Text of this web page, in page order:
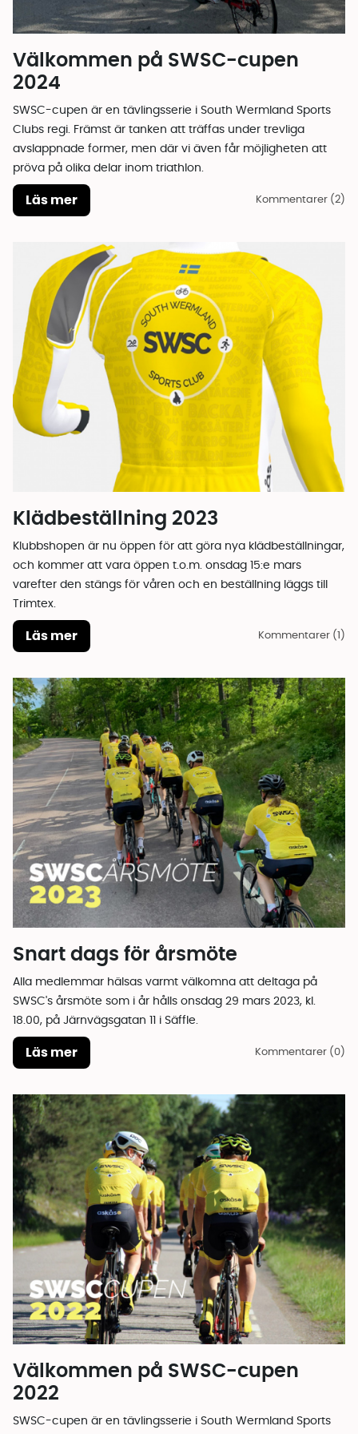
Välkommen på SWSC-cupen
2024
SWSC-cupen är en tävlingsserie i South Wermland Sports
Clubs regi. Främst är tanken att träffas under trevliga
avslappnade former, men där vi även får möjligheten att
pröva på olika delar inom triathlon.
Läs mer Kommentarer (2)
Klädbeställning 2023
Klubbshopen är nu öppen för att göra nya klädbeställningar,
och kommer att vara öppen t.o.m. onsdag 15:e mars
varefter den stängs för våren och en beställning läggs till
Trimtex.
Läs mer Kommentarer (1)
Snart dags för årsmöte
Alla medlemmar hälsas varmt välkomna att deltaga på
SWSC's årsmöte som i år hålls onsdag 29 mars 2023, kl.
18.00, på Järnvägsgatan 11 i Säffle.
Läs mer Kommentarer (0)
Välkommen på SWSC-cupen
2022
SWSC-cupen är en tävlingsserie i South Wermland Sports